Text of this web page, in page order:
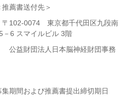
薦書送付先＞
〒102-0074 東京都千代田区九段南
－6 スマイルビル 3階
公益財団法人日本脳神経財団事務
期間および推薦書提出締切期日